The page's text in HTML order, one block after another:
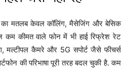
मतलब केवल कॉलिंग, मैसेजिंग और बेसिक
कीमत वाले फोन में भी हाई रिफ्रेश रेट
मल्टीपल कैमरे और 5G सपोर्ट जैसे फीचर्स
की परिभाषा पूरी तरह बदल चुकी है. कम